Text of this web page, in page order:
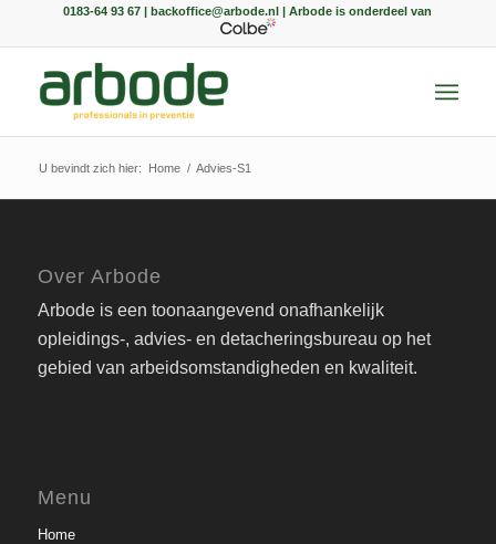
0183-64 93 67 | backoffice@arbode.nl | Arbode is onderdeel van
U bevindt zich hier: Home / Advies-S1
Over Arbode
Arbode is een toonaangevend onafhankelijk
opleidings-, advies- en detacheringsbureau op het
gebied van arbeidsomstandigheden en kwaliteit.
Menu
Home